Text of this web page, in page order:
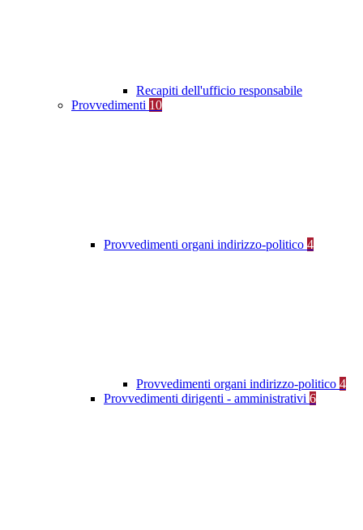
Recapiti dell'ufficio responsabile
Provvedimenti 10
Provvedimenti organi indirizzo-politico 4
Provvedimenti organi indirizzo-politico 4
Provvedimenti dirigenti - amministrativi 6